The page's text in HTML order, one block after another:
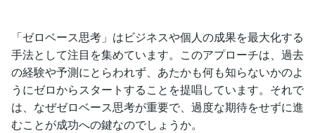
「ゼロベース思考」はビジネスや個人の成果を最大化する
手法として注目を集めています。このアプローチは、過去
の経験や予測にとらわれず、あたかも何も知らないかのよ
うにゼロからスタートすることを提唱しています。それで
は、なぜゼロベース思考が重要で、過度な期待をせずに進
むことが成功への鍵なのでしょうか。